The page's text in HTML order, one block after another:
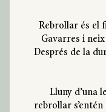
Rebrollar és el
Gavarres i
Després de la
Lluny d’una
rebrollar